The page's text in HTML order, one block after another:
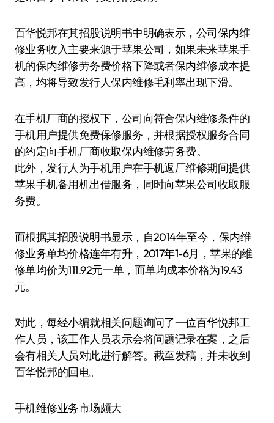
百华悦邦在其招股说明书中明确表示，公司保内维
修业务收入主要来源于苹果公司，如果未来苹果手
机的保内维修劳务费价格下降或者保内维修成本提
高，均将导致发行人保内维修毛利率出现下滑。
在手机厂商的授权下，公司向符合保内维修条件的
手机用户提供免费保修服务，并根据授权服务合同
的约定向手机厂商收取保内维修劳务费。
此外，发行人为手机用户在手机返厂维修期间提供
苹果手机备用机出借服务，同时向苹果公司收取服
务费。
而根据其招股说明书显示，自2014年至今，保内维
修业务单均价格连年有升，2017年1-6月，苹果的维
修单均价为111.92元一单，而单均成本价格为19.43
元。
对此，每经小编就相关问题询问了一位百华悦邦工
作人员，该工作人员表示会将问题记录在案，之后
会有相关人员对此进行解答。截至发稿，并未收到
百华悦邦的回电。
手机维修业务市场颇大